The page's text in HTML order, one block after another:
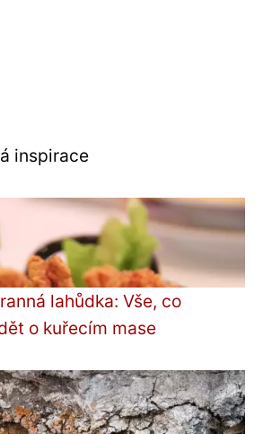
inspirace
lahůdka: Vše, co
o kuřecím mase